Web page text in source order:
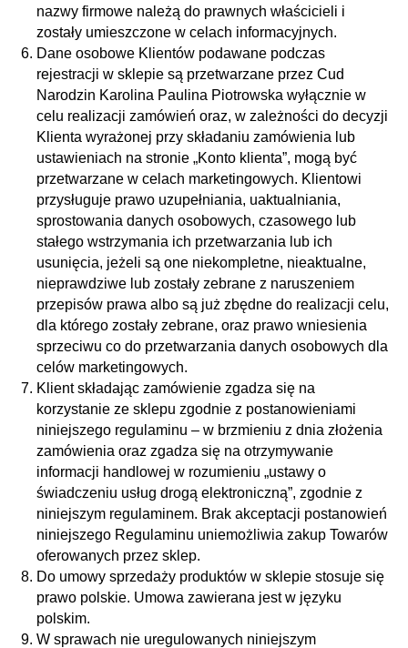
nazwy firmowe należą do prawnych właścicieli i
zostały umieszczone w celach informacyjnych.
Dane osobowe Klientów podawane podczas
rejestracji w sklepie są przetwarzane przez Cud
Narodzin Karolina Paulina Piotrowska wyłącznie w
celu realizacji zamówień oraz, w zależności do decyzji
Klienta wyrażonej przy składaniu zamówienia lub
ustawieniach na stronie „Konto klienta”, mogą być
przetwarzane w celach marketingowych. Klientowi
przysługuje prawo uzupełniania, uaktualniania,
sprostowania danych osobowych, czasowego lub
stałego wstrzymania ich przetwarzania lub ich
usunięcia, jeżeli są one niekompletne, nieaktualne,
nieprawdziwe lub zostały zebrane z naruszeniem
przepisów prawa albo są już zbędne do realizacji celu,
dla którego zostały zebrane, oraz prawo wniesienia
sprzeciwu co do przetwarzania danych osobowych dla
celów marketingowych.
Klient składając zamówienie zgadza się na
korzystanie ze sklepu zgodnie z postanowieniami
niniejszego regulaminu – w brzmieniu z dnia złożenia
zamówienia oraz zgadza się na otrzymywanie
informacji handlowej w rozumieniu „ustawy o
świadczeniu usług drogą elektroniczną”, zgodnie z
niniejszym regulaminem. Brak akceptacji postanowień
niniejszego Regulaminu uniemożliwia zakup Towarów
oferowanych przez sklep.
Do umowy sprzedaży produktów w sklepie stosuje się
prawo polskie. Umowa zawierana jest w języku
polskim.
W sprawach nie uregulowanych niniejszym